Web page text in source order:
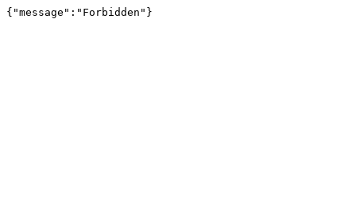
{"message":"Forbidden"}